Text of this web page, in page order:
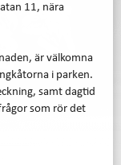
11, nära
är välkomna
i parken.
samt dagtid
som rör det